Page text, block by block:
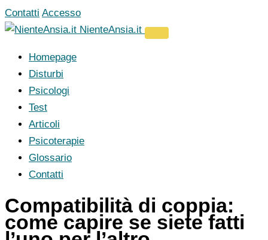
Vai
al
Contatti Accesso
NienteAnsia.it
Homepage
Disturbi
Psicologi
Test
Articoli
Psicoterapie
Glossario
Contatti
Compatibilità di coppia:
come capire se siete fatti